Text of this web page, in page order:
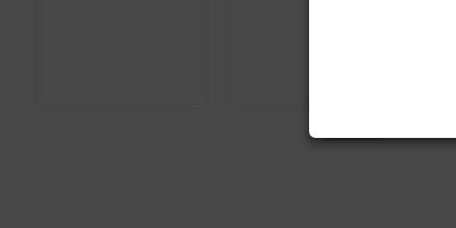
1 2